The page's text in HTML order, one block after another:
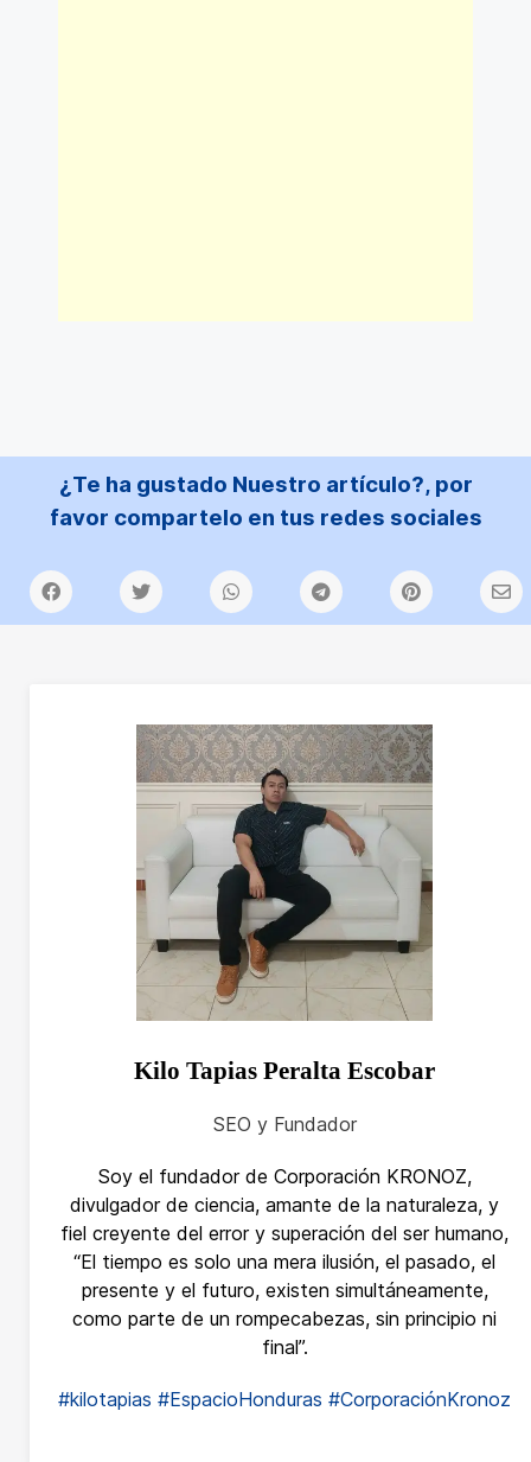
¿Te ha gustado Nuestro artículo?, por
favor compartelo en tus redes sociales
Kilo Tapias Peralta Escobar
SEO y Fundador
Soy el fundador de Corporación KRONOZ,
divulgador de ciencia, amante de la naturaleza, y
fiel creyente del error y superación del ser humano,
“El tiempo es solo una mera ilusión, el pasado, el
presente y el futuro, existen simultáneamente,
como parte de un rompecabezas, sin principio ni
final”.
#kilotapias #EspacioHonduras #CorporaciónKronoz